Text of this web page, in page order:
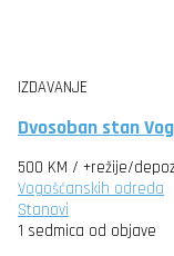
IZDAVANJE
Dvosoban stan
500 KM / +režije/
Vogošćanskih odreda
Stanovi
1 sedmica od objave